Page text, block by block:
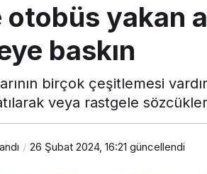
otobüs yakan
baskın
birçok çeşitlemesi
veya rastgele
26 Şubat 2024, 16:21 güncellendi